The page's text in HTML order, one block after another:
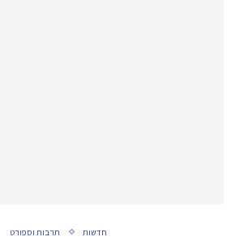
חדשות תרבות וספורט